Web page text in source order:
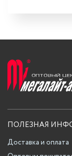
ПОЛЕЗНАЯ
Доставка и оплата